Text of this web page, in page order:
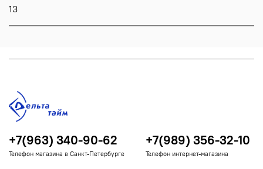
13
+7(963) 340-90-62
Телефон магазина в Санкт-Петербурге
+7(989) 356-32-10
Телефон интернет-магазина